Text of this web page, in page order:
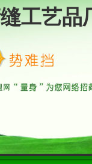
工艺品